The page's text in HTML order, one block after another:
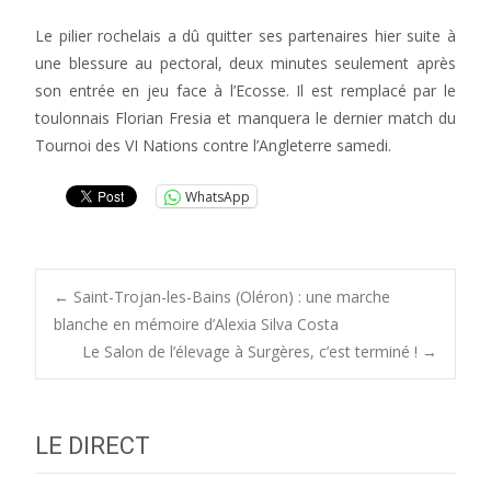
Le pilier rochelais a dû quitter ses partenaires hier suite à
une blessure au pectoral, deux minutes seulement après
son entrée en jeu face à l’Ecosse. Il est remplacé par le
toulonnais Florian Fresia et manquera le dernier match du
Tournoi des VI Nations contre l’Angleterre samedi.
WhatsApp
Post
navigation
← Saint-Trojan-les-Bains (Oléron) : une marche
blanche en mémoire d’Alexia Silva Costa
Le Salon de l’élevage à Surgères, c’est terminé ! →
LE DIRECT